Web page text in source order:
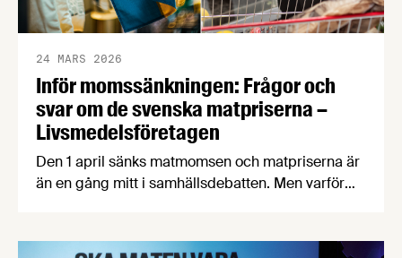
Inför momssänkningen: Frågor och
svar om de svenska matpriserna –
Livsmedelsföretagen
24 MARS 2026
Den 1 april sänks matmomsen och matpriserna är
än en gång mitt i samhällsdebatten. Men varför
grannländer? Hur påverkas matpriserna av